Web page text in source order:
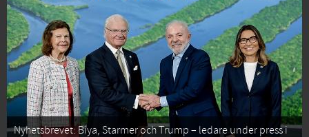
Nyhetsbrevet: Biya, Starmer och Trump – ledare under press i